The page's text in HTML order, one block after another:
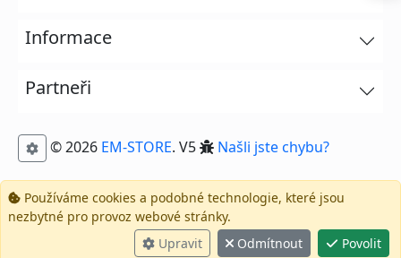
Informace
Partneři
© 2026 EM-STORE. V5 Našli jste chybu?
Používáme cookies a podobné technologie, které jsou
nezbytné pro provoz webové stránky.
Upravit
Odmítnout Povolit